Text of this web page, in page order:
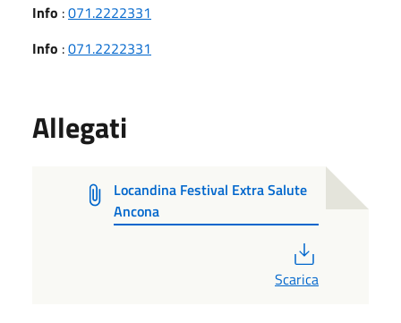
Info :071.2222331
Info :071.2222331
Allegati
Locandina Festival Extra Salute
Ancona
Scarica